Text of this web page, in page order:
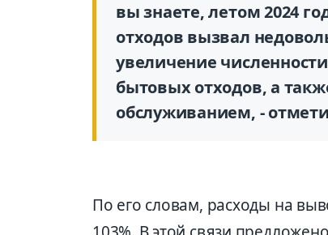
вы знаете, летом 2024
отходов вызвал
увеличение
бытовых отходов, а
обслуживанием, -
По его словам, расходы на